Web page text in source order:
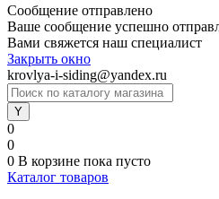
Сообщение отправлено
Ваше сообщение успешно
Вами свяжется наш специалист
Закрыть окно
krovlya-i-siding@yandex.ru
0
0
0 В корзине пока пусто
Каталог товаров